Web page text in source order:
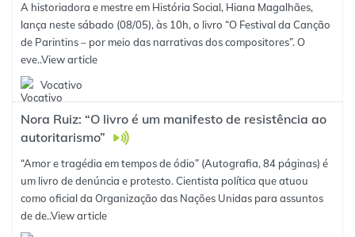
A historiadora e mestre em História Social, Hiana Magalhães,
lança neste sábado (08/05), às 10h, o livro “O Festival da Canção
de Parintins – por meio das narrativas dos compositores”. O
eve..View article
Vocativo
Nora Ruiz: “O livro é um manifesto de resistência ao
autoritarismo”
“Amor e tragédia em tempos de ódio” (Autografia, 84 páginas) é
um livro de denúncia e protesto. Cientista política que atuou
como oficial da Organização das Nações Unidas para assuntos
de de..View article